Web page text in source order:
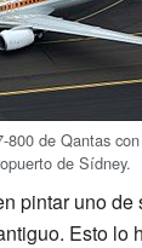
800 de Qantas
de Sídney.
pintar uno de
Esto lo